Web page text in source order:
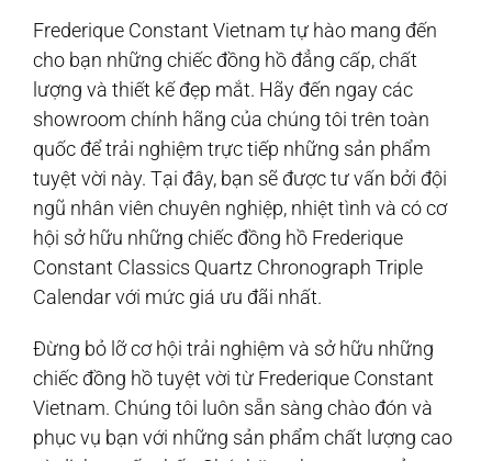
Frederique Constant Vietnam tự hào mang đến
cho bạn những chiếc đồng hồ đẳng cấp, chất
lượng và thiết kế đẹp mắt. Hãy đến ngay các
showroom chính hãng của chúng tôi trên toàn
quốc để trải nghiệm trực tiếp những sản phẩm
tuyệt vời này. Tại đây, bạn sẽ được tư vấn bởi đội
ngũ nhân viên chuyên nghiệp, nhiệt tình và có cơ
hội sở hữu những chiếc đồng hồ Frederique
Constant Classics Quartz Chronograph Triple
Calendar với mức giá ưu đãi nhất.
Đừng bỏ lỡ cơ hội trải nghiệm và sở hữu những
chiếc đồng hồ tuyệt vời từ Frederique Constant
Vietnam. Chúng tôi luôn sẵn sàng chào đón và
phục vụ bạn với những sản phẩm chất lượng cao